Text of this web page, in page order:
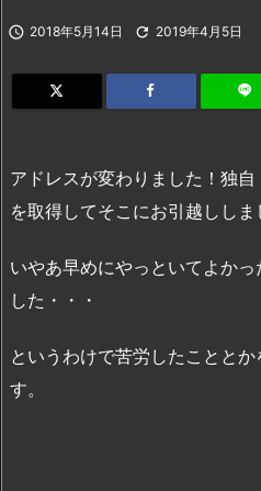
 2018年5月14日  2019年4月5日
アドレスが変わりました！独
を取得してそこにお引越ししま
いやあ早めにやっといてよか
した・・・
というわけで苦労したことと
す。